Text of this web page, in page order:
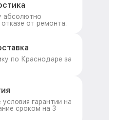
абсолютно
от ремонта.
по Краснодаре за
гарантии на
сроком на 3